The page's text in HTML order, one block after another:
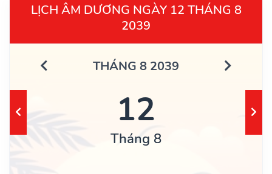
LỊCH ÂM DƯƠNG NGÀY 12 THÁNG 8
2039
THÁNG 8 2039
12
Tháng 8